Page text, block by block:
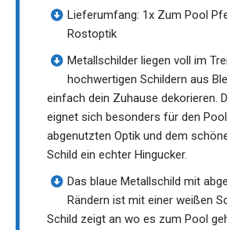
Lieferumfang: 1x Zum Pool
Rostoptik
Metallschilder liegen voll im
hochwertigen Schildern aus
einfach dein Zuhause dekorieren.
eignet sich besonders für den
abgenutzten Optik und dem
Schild ein echter Hingucker.
Das blaue Metallschild mit
Rändern ist mit einer weißen
Schild zeigt an wo es zum Pool